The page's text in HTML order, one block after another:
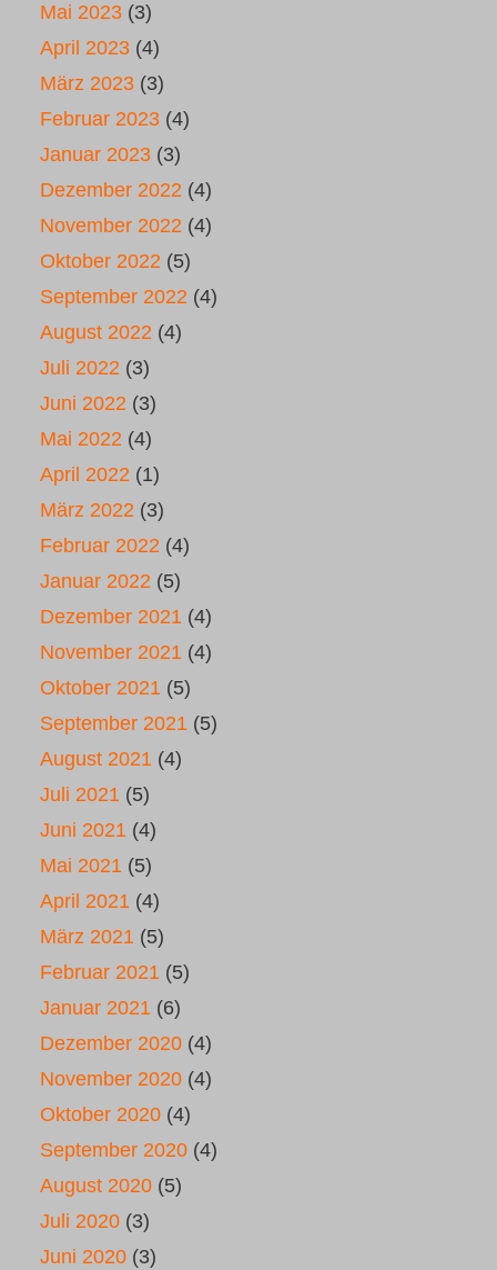
Mai 2023 (3)
April 2023 (4)
März 2023 (3)
Februar 2023 (4)
Januar 2023 (3)
Dezember 2022 (4)
November 2022 (4)
Oktober 2022 (5)
September 2022 (4)
August 2022 (4)
Juli 2022 (3)
Juni 2022 (3)
Mai 2022 (4)
April 2022 (1)
März 2022 (3)
Februar 2022 (4)
Januar 2022 (5)
Dezember 2021 (4)
November 2021 (4)
Oktober 2021 (5)
September 2021 (5)
August 2021 (4)
Juli 2021 (5)
Juni 2021 (4)
Mai 2021 (5)
April 2021 (4)
März 2021 (5)
Februar 2021 (5)
Januar 2021 (6)
Dezember 2020 (4)
November 2020 (4)
Oktober 2020 (4)
September 2020 (4)
August 2020 (5)
Juli 2020 (3)
Juni 2020 (3)